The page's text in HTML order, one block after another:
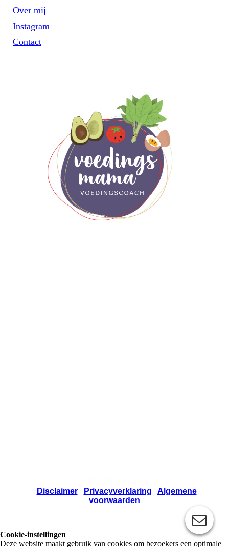
Over mij
Instagram
Contact
Disclaimer| Privacyverklaring
Algemene
voorwaarden
Cookie-instellingen
Deze website maakt gebruik van cookies om bezoekers een optimale